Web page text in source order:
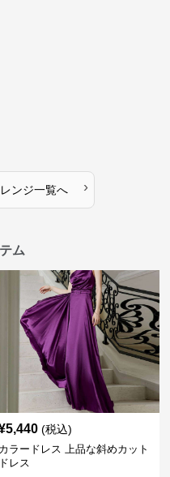
ンジ一覧へ ›
ム
5,440 (税込)
カラードレス 上品な斜めカット
ドレス